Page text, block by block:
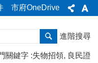
市府OneDrive
進階搜尋
關鍵字 失物招領 良民證